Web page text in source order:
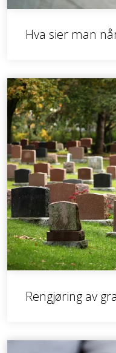
Hva sier man
Rengjøring av